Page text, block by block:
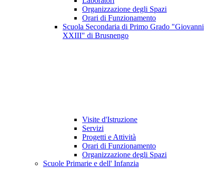
Organizzazione degli Spazi
Orari di Funzionamento
Scuola Secondaria di Primo Grado "Giovanni
XXIII" di Brusnengo
Visite d'Istruzione
Servizi
Progetti e Attività
Orari di Funzionamento
Organizzazione degli Spazi
Scuole Primarie e dell' Infanzia